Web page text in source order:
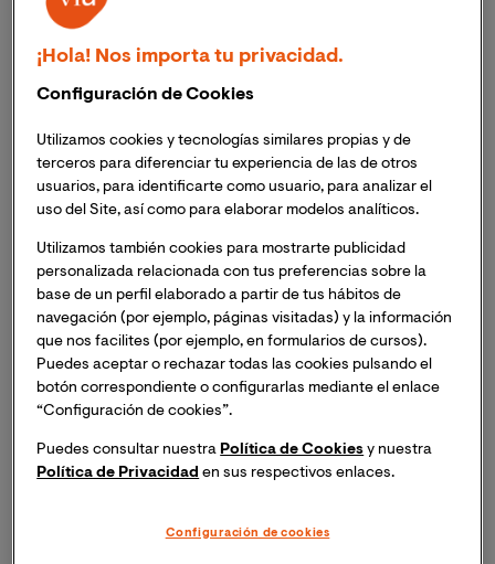
21/05/2026
El curso estaba previsto para el mes de abril, pero
para que los sanitarios pudieran beneficiarse de él
con más calma cuando la situación lo permitiera.
El aplazamiento del curso ha permitido ampliar
contenidos, desarrollar nuevas secciones y
ampliar el cuadro de docentes.
El Curso Universitario de Comunicación con el
Paciente Pediátrico creado por la Universidad
Internacional de Valencia junto a
Fundación
ATRESMEDIA
ya tiene fecha de comienzo: el
aprovechado para reforzar diversos aspectos de la
formación, incorporando aprendizajes derivados de la
contenidos, desarrollando nuevas secciones e
¡Hola! Nos importa tu privacidad.
Configuración de Cookies
Utilizamos cookies y tecnologías similares propias y de
terceros para diferenciar tu experiencia de las de otros
usuarios, para identificarte como usuario, para analizar el
uso del Site, así como para elaborar modelos analíticos.
Utilizamos también cookies para mostrarte publicidad
personalizada relacionada con tus preferencias sobre la
base de un perfil elaborado a partir de tus hábitos de
navegación (por ejemplo, páginas visitadas) y la información
que nos facilites (por ejemplo, en formularios de cursos).
Puedes aceptar o rechazar todas las cookies pulsando el
botón correspondiente o configurarlas mediante el enlace
“Configuración de cookies”.
Puedes consultar nuestra Política de Cookies y nuestra
Política de Privacidad en sus respectivos enlaces.
Configuración de cookies